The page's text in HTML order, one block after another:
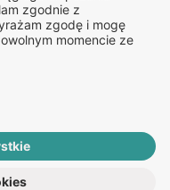
E-KONSULTACJĘ
jest
ustawy z dnia 15
wpisanym do
leczniczą pod